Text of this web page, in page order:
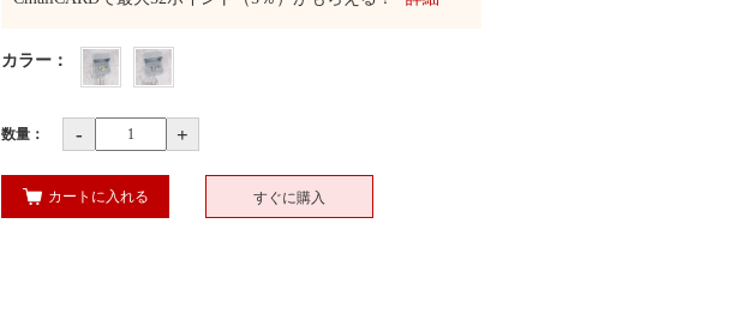
カラー ：
数量： - +
カートに入れる すぐに購入